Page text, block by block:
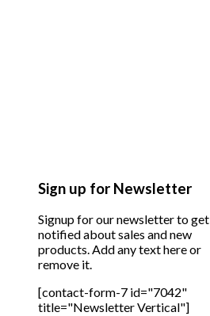
Sign up for Newsletter
Signup for our newsletter to get
notified about sales and new
products. Add any text here or
remove it.
[contact-form-7 id="7042"
title="Newsletter Vertical"]